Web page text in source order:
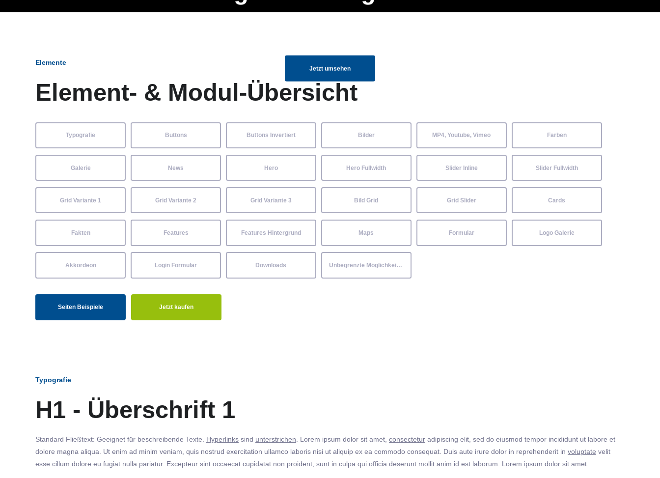
Jetzt umsehen
Elemente
Element- & Modul-Übersicht
Typografie Buttons Buttons Invertiert Bilder MP4, Youtube, Vimeo Farben
Galerie News Hero Hero Fullwidth Slider Inline Slider Fullwidth
Grid Variante 1 Grid Variante 2 Grid Variante 3 Bild Grid Grid Slider Cards
Fakten Features Features Hintergrund Maps Formular Logo Galerie
Akkordeon Login Formular Downloads Unbegrenzte Möglichkeiten
Seiten Beispiele Jetzt kaufen
Typografie
H1 - Überschrift 1
Standard Fließtext: Geeignet für beschreibende Texte. Hyperlinks sind unterstrichen . Lorem ipsum dolor sit amet, consectetur adipiscing elit, sed do eiusmod tempor incididunt ut labore et
dolore magna aliqua. Ut enim ad minim veniam, quis nostrud exercitation ullamco laboris nisi ut aliquip ex ea commodo consequat. Duis aute irure dolor in reprehenderit in voluptate velit
esse cillum dolore eu fugiat nulla pariatur. Excepteur sint occaecat cupidatat non proident, sunt in culpa qui officia deserunt mollit anim id est laborum. Lorem ipsum dolor sit amet.